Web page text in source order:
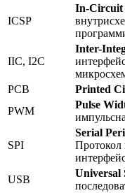
ICSP
In-Circuit
IIC, I2C
Inter-
PCB
Printed
PWM
Pulse
SPI
Serial
Протокол
USB
Universal